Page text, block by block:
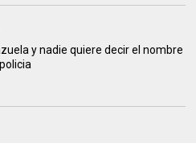
y nadie quiere decir el nombre